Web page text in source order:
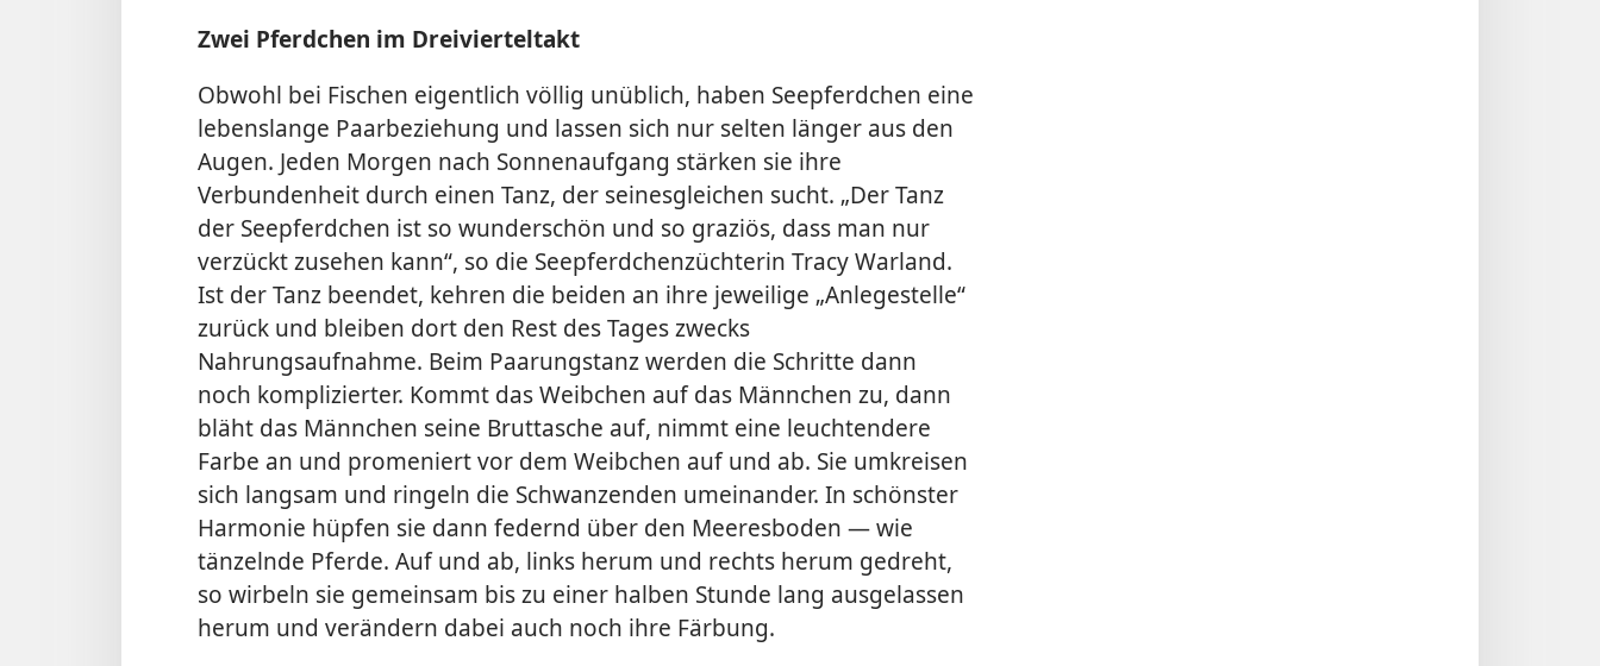
Zwei Pferdchen im Dreivierteltakt
Obwohl bei Fischen eigentlich völlig unüblich, haben Seepferdchen eine
lebenslange Paarbeziehung und lassen sich nur selten länger aus den
Augen. Jeden Morgen nach Sonnenaufgang stärken sie ihre
Verbundenheit durch einen Tanz, der seinesgleichen sucht. „Der Tanz
der Seepferdchen ist so wunderschön und so graziös, dass man nur
verzückt zusehen kann“, so die Seepferdchenzüchterin Tracy Warland.
Ist der Tanz beendet, kehren die beiden an ihre jeweilige „Anlegestelle“
zurück und bleiben dort den Rest des Tages zwecks
Nahrungsaufnahme. Beim Paarungstanz werden die Schritte dann
noch komplizierter. Kommt das Weibchen auf das Männchen zu, dann
bläht das Männchen seine Bruttasche auf, nimmt eine leuchtendere
Farbe an und promeniert vor dem Weibchen auf und ab. Sie umkreisen
sich langsam und ringeln die Schwanzenden umeinander. In schönster
Harmonie hüpfen sie dann federnd über den Meeresboden — wie
tänzelnde Pferde. Auf und ab, links herum und rechts herum gedreht,
so wirbeln sie gemeinsam bis zu einer halben Stunde lang ausgelassen
herum und verändern dabei auch noch ihre Färbung.